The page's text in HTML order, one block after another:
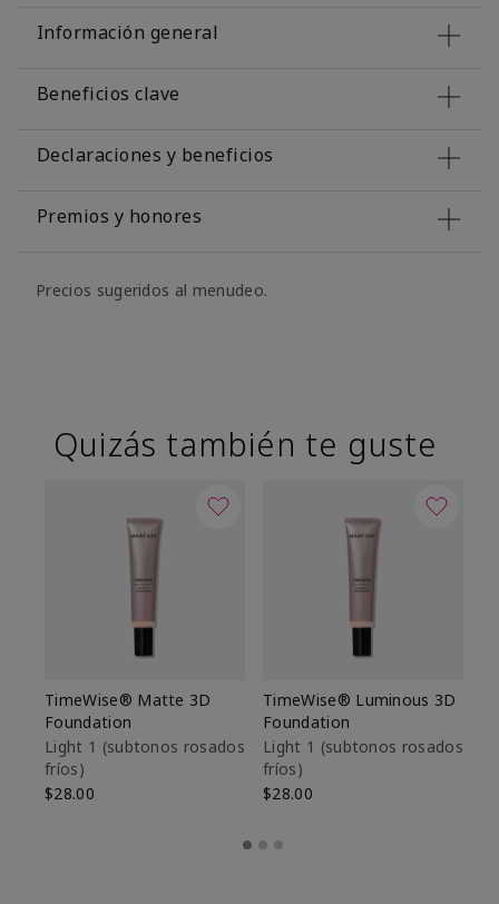
Información general
Beneficios clave
Declaraciones y beneficios
Premios y honores
Precios sugeridos al menudeo.
Quizás también te guste
TimeWise® Matte 3D
Foundation
Light 1​ (subtonos rosados
fríos)
$28.00
TimeWise® Luminous 3D
Foundation
Light 1​ (subtonos rosados
fríos)
$28.00